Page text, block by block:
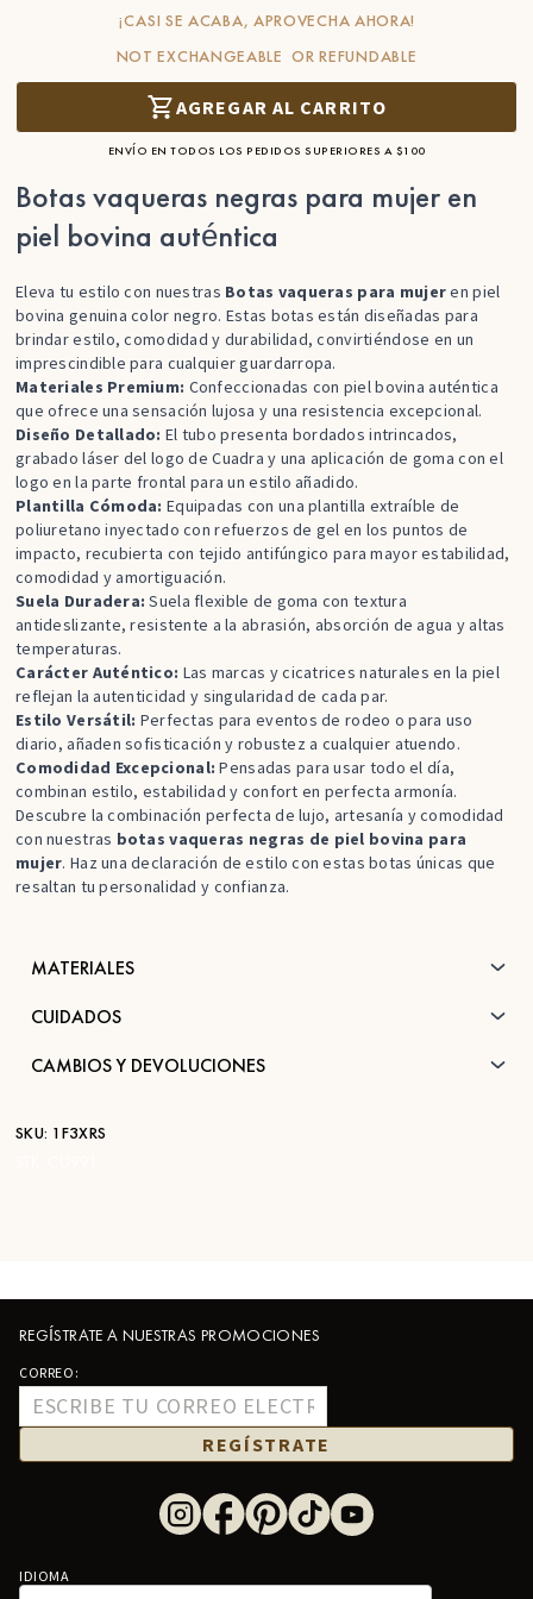
¡CASI SE ACABA, APROVECHA AHORA!
NOT EXCHANGEABLE OR REFUNDABLE
AGREGAR AL CARRITO
ENVÍO EN TODOS LOS PEDIDOS SUPERIORES A $100
Botas vaqueras negras para mujer en
piel bovina auténtica
Eleva tu estilo con nuestras Botas vaqueras para mujeren piel
bovina genuina color negro. Estas botas están diseñadas para
brindar estilo, comodidad y durabilidad, convirtiéndose en un
imprescindible para cualquier guardarropa.
Materiales Premium: Confeccionadas con piel bovina auténtica
que ofrece una sensación lujosa y una resistencia excepcional.
Diseño Detallado: El tubo presenta bordados intrincados,
grabado láser del logo de Cuadra y una aplicación de goma con el
logo en la parte frontal para un estilo añadido.
Plantilla Cómoda: Equipadas con una plantilla extraíble de
poliuretano inyectado con refuerzos de gel en los puntos de
impacto, recubierta con tejido antifúngico para mayor estabilidad,
comodidad y amortiguación.
Suela Duradera: Suela flexible de goma con textura
antideslizante, resistente a la abrasión, absorción de agua y altas
temperaturas.
Carácter Auténtico: Las marcas y cicatrices naturales en la piel
reflejan la autenticidad y singularidad de cada par.
Estilo Versátil: Perfectas para eventos de rodeo o para uso
diario, añaden sofisticación y robustez a cualquier atuendo.
Comodidad Excepcional: Pensadas para usar todo el día,
combinan estilo, estabilidad y confort en perfecta armonía.
Descubre la combinación perfecta de lujo, artesanía y comodidad
con nuestras botas vaqueras negras de piel bovina para
mujer. Haz una declaración de estilo con estas botas únicas que
resaltan tu personalidad y confianza.
MATERIALES
CUIDADOS
CAMBIOS Y DEVOLUCIONES
SKU: 1F3XRS
REGÍSTRATE A NUESTRAS PROMOCIONES
CORREO:
REGÍSTRATE
IDIOMA